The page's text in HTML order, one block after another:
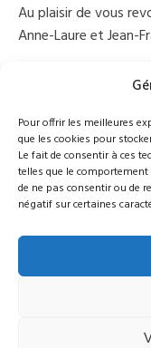
Pour offrir les meilleures
que les cookies pour
Le fait de consentir à ces
telles que le
de ne pas consentir ou de
négatif sur certaines
Au plaisir de vous
Anne-Laure et Jean-
Date :07 juin 2026
Lieu :Belgium
Catégorie :MOG
JF & AL Osselaere
: +32
Email: